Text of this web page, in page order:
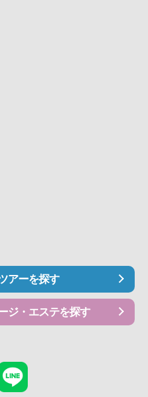
アーを探す
ジ・エステを探す